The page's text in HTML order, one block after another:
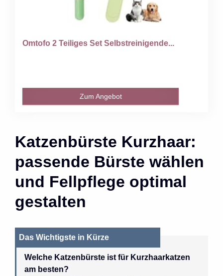
Omtofo 2 Teiliges Set Selbstreinigende...
Zum Angebot
Katzenbürste Kurzhaar:
passende Bürste wählen
und Fellpflege optimal
gestalten
Das Wichtigste in Kürze
Welche Katzenbürste ist für Kurzhaarkatzen
am besten?